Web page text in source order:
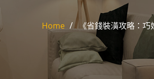
Home 《省錢裝潢攻略：巧